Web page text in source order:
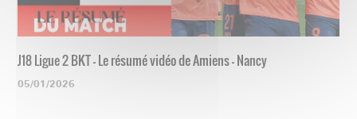
J18 Ligue 2 BKT - Le résumé vidéo de Amiens - Nancy
05/01/2026